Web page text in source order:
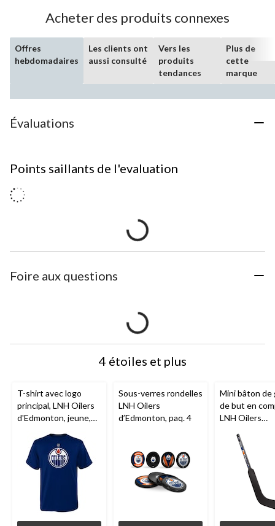
Acheter des produits connexes
Offres
hebdomadaires
Les clients ont
aussi consulté
Vers les
produits
tendances
Plus de
cette
marque
Évaluations
Points saillants de l'evaluation
Foire aux questions
4 étoiles et plus
T-shirt avec logo
principal, LNH Oilers
d'Edmonton, jeune,
Sous-verres rondelles
LNH Oilers
d’Edmonton, paq. 4
Mini bâton de
de but en
LNH Oilers